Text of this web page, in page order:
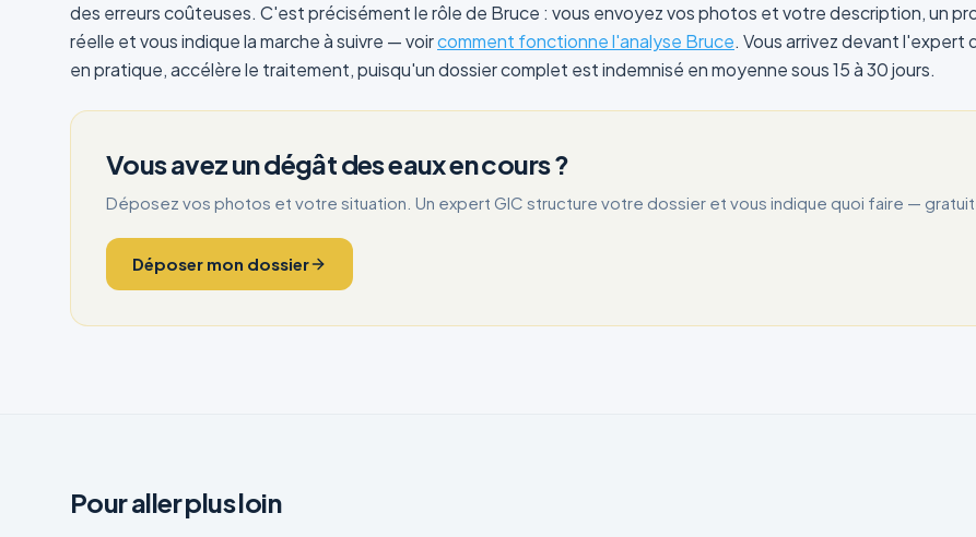
des erreurs coûteuses. C'est précisément le rôle de Bruce : vous envoyez vos photos et votre description, un
réelle et vous indique la marche à suivre — voircomment fonctionne l'analyse Bruce. Vous arrivez devant
en pratique, accélère le traitement, puisqu'un dossier complet est indemnisé en moyenne sous 15 à 30 jours.
Vous avez un dégât des eaux en cours ?
Déposez vos photos et votre situation. Un expert GIC structure votre dossier et vous indique quoi faire —
Déposer mon dossier
Pour aller plus loin